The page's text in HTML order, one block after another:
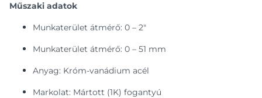
Műszaki adatok
Munkaterület átmérő: 0 – 2"
Munkaterület átmérő: 0 – 51 mm
Anyag: Króm-vanádium acél
Markolat: Mártott (1K) fogantyú